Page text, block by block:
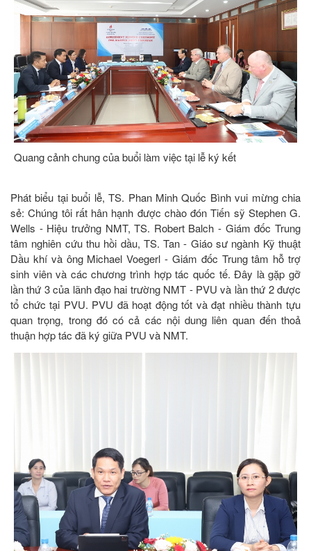
Quang cảnh chung của buổi làm việc tại lễ ký kết
Phát biểu tại buổi lễ, TS. Phan Minh Quốc Bình vui mừng chia
sẻ: Chúng tôi rất hân hạnh được chào đón Tiến sỹ Stephen G.
Wells - Hiệu trưởng NMT, TS. Robert Balch - Giám đốc Trung
tâm nghiên cứu thu hồi dầu, TS. Tan - Giáo sư ngành Kỹ thuật
Dầu khí và ông Michael Voegerl - Giám đốc Trung tâm hỗ trợ
sinh viên và các chương trình hợp tác quốc tế. Đây là gặp gỡ
lần thứ 3 của lãnh đạo hai trường NMT - PVU và lần thứ 2 được
tổ chức tại PVU. PVU đã hoạt động tốt và đạt nhiều thành tựu
quan trọng, trong đó có cả các nội dung liên quan đến thoả
thuận hợp tác đã ký giữa PVU và NMT.